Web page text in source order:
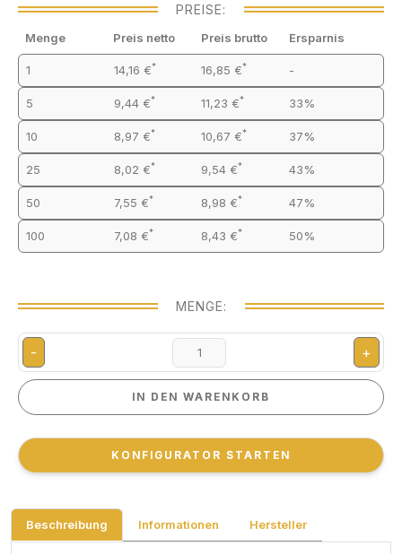
PREISE:
Menge Preis netto Preis brutto Ersparnis
1 14,16 €* 16,85 €* -
5 9,44 €* 11,23 €* 33%
10 8,97 €* 10,67 €* 37%
25 8,02 €* 9,54 €* 43%
50 7,55 €* 8,98 €* 47%
100 7,08 €* 8,43 €* 50%
MENGE:
- +
IN DEN WARENKORB
IN DEN WARENKORB
KONFIGURATOR STARTEN
KONFIGURATOR STARTEN
Beschreibung Informationen Hersteller